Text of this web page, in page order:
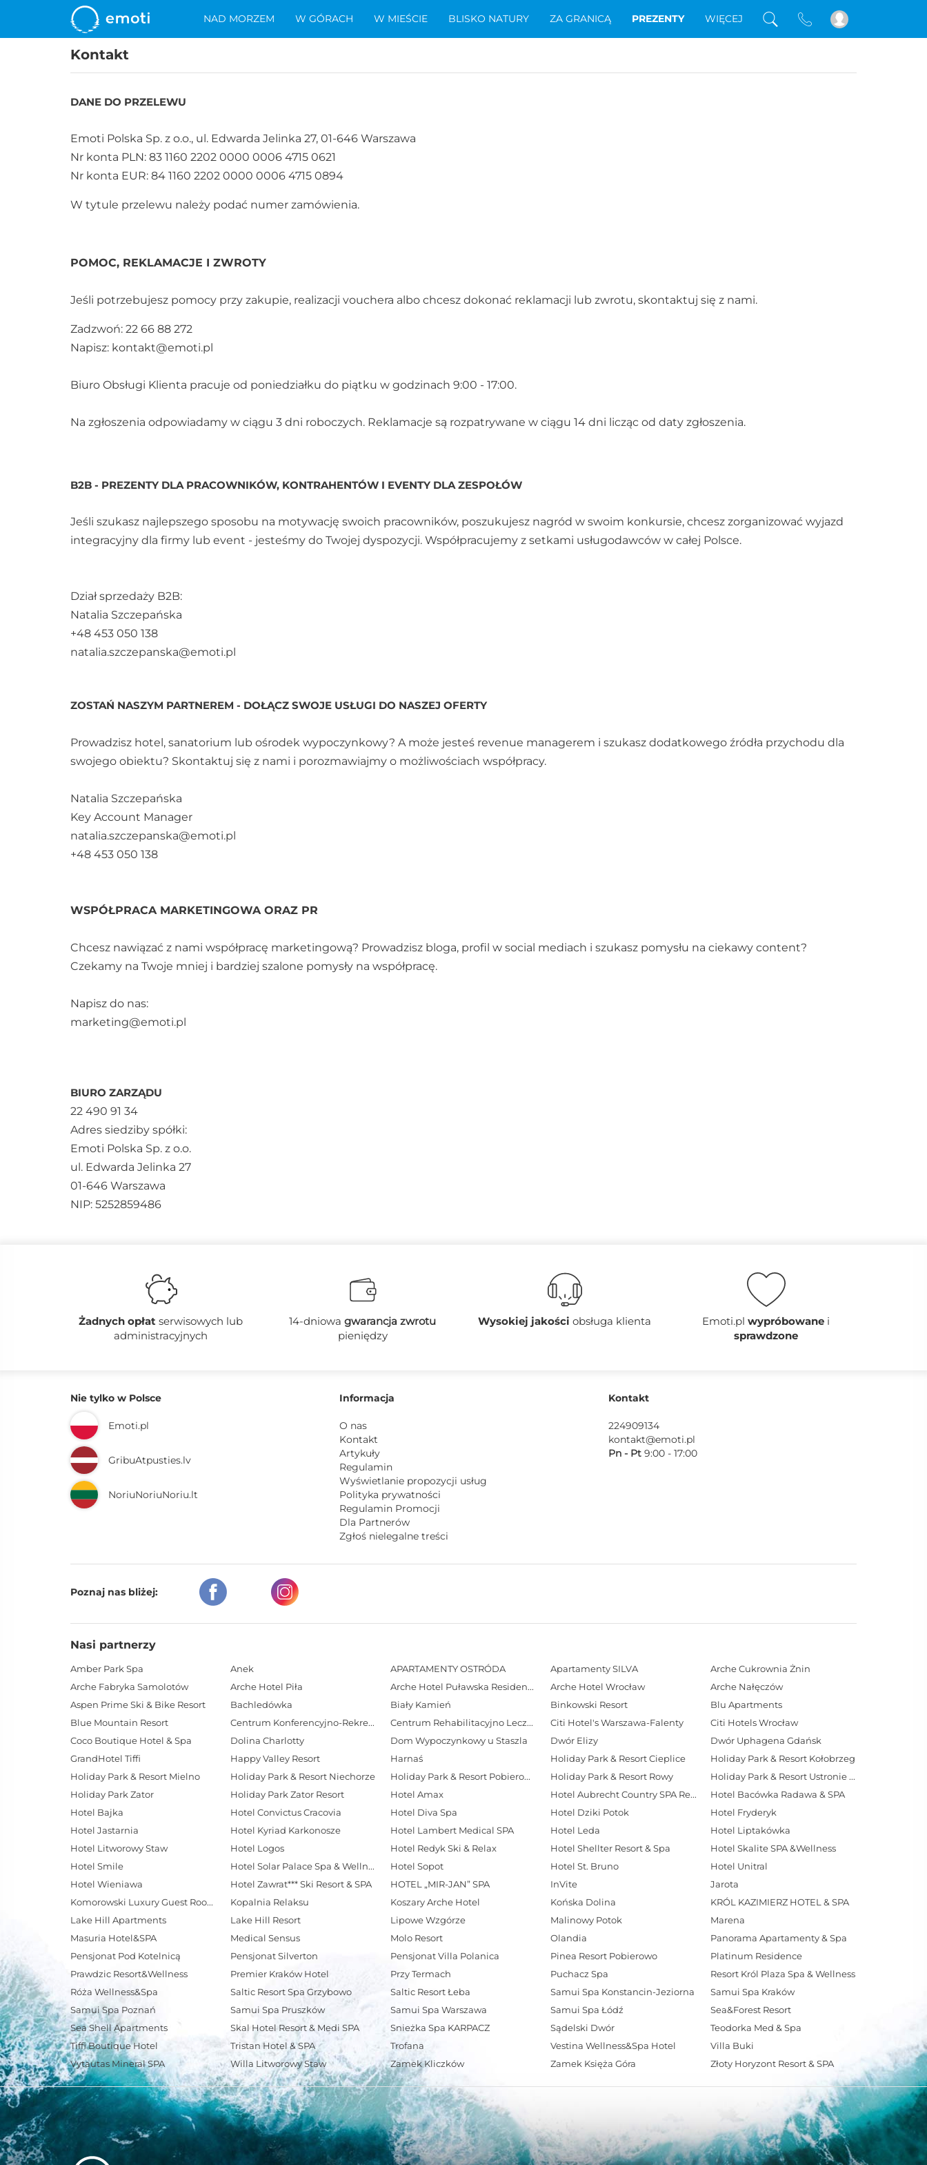
NAD MORZEM W GÓRACH W MIEŚCIE BLISKO NATURY ZA GRANICĄ PREZENTY WIĘCEJ
Kontakt
DANE DO PRZELEWU
Emoti Polska Sp. z o.o., ul. Edwarda Jelinka 27, 01-646 Warszawa
Nr konta PLN: 83 1160 2202 0000 0006 4715 0621
Nr konta EUR: 84 1160 2202 0000 0006 4715 0894
W tytule przelewu należy podać numer zamówienia.
POMOC, REKLAMACJE I ZWROTY
Jeśli potrzebujesz pomocy przy zakupie, realizacji vouchera albo chcesz dokonać reklamacji lub zwrotu, skontaktuj się z nami.
Zadzwoń: 22 66 88 272
Napisz: kontakt@emoti.pl
Biuro Obsługi Klienta pracuje od poniedziałku do piątku w godzinach 9:00 - 17:00.
Na zgłoszenia odpowiadamy w ciągu 3 dni roboczych. Reklamacje są rozpatrywane w ciągu 14 dni licząc od daty zgłoszenia.
B2B - PREZENTY DLA PRACOWNIKÓW, KONTRAHENTÓW I EVENTY DLA ZESPOŁÓW
Jeśli szukasz najlepszego sposobu na motywację swoich pracowników, poszukujesz nagród w swoim konkursie, chcesz zorganizować wyjazd
integracyjny dla firmy lub event - jesteśmy do Twojej dyspozycji. Współpracujemy z setkami usługodawców w całej Polsce.
Dział sprzedaży B2B:
Natalia Szczepańska
+48 453 050 138
natalia.szczepanska@emoti.pl
ZOSTAŃ NASZYM PARTNEREM - DOŁĄCZ SWOJE USŁUGI DO NASZEJ OFERTY
Prowadzisz hotel, sanatorium lub ośrodek wypoczynkowy? A może jesteś revenue managerem i szukasz dodatkowego źródła przychodu dla
swojego obiektu? Skontaktuj się z nami i porozmawiajmy o możliwościach współpracy.
Natalia Szczepańska
Key Account Manager
natalia.szczepanska@emoti.pl
+48 453 050 138
WSPÓŁPRACA MARKETINGOWA ORAZ PR
Chcesz nawiązać z nami współpracę marketingową? Prowadzisz bloga, profil w social mediach i szukasz pomysłu na ciekawy content?
Czekamy na Twoje mniej i bardziej szalone pomysły na współpracę.
Napisz do nas:
marketing@emoti.pl
BIURO ZARZĄDU
22 490 91 34
Adres siedziby spółki:
Emoti Polska Sp. z o.o.
ul. Edwarda Jelinka 27
01-646 Warszawa
NIP: 5252859486
Żadnych opłat serwisowych lub
administracyjnych
14-dniowagwarancja zwrotu
pieniędzy
Wysokiej jakości obsługa klienta Emoti.plwypróbowane i
sprawdzone
Nie tylko w Polsce
Emoti.pl
GribuAtpusties.lv
NoriuNoriuNoriu.lt
Informacja
O nas
Kontakt
Artykuły
Regulamin
Wyświetlanie propozycji usług
Polityka prywatności
Regulamin Promocji
Dla Partnerów
Zgłoś nielegalne treści
Kontakt
224909134
kontakt@emoti.pl
Pn - Pt 9:00 - 17:00
Poznaj nas bliżej:
Nasi partnerzy
Amber Park Spa Anek APARTAMENTY OSTRÓDA Apartamenty SILVA
Arche Cukrownia Żnin
Arche Fabryka Samolotów
Arche Hotel Piła Arche Hotel Puławska Residence Arche Hotel Wrocław
Arche Nałęczów
Aspen Prime Ski & Bike Resort
Bachledówka Biały Kamień Binkowski Resort
Blu Apartments
Blue Mountain Resort
Centrum Konferencyjno-Rekreacyjne Geovita w Zakopanem Centrum Rehabilitacyjno Lecznicze Rezydencja LIVE Citi Hotel's Warszawa-Falenty
Citi Hotels Wrocław
Coco Boutique Hotel & Spa
Dolina Charlotty Dom Wypoczynkowy u Staszla Dwór Elizy
Dwór Uphagena Gdańsk
GrandHotel Tiffi
Happy Valley Resort Harnaś Holiday Park & Resort Cieplice
Holiday Park & Resort Kołobrzeg
Holiday Park & Resort Mielno
Holiday Park & Resort Niechorze Holiday Park & Resort Pobierowo Holiday Park & Resort Rowy
Holiday Park & Resort Ustronie Morskie
Holiday Park Zator
Holiday Park Zator Resort Hotel Amax Hotel Aubrecht Country SPA Resort
Hotel Bacówka Radawa & SPA
Hotel Bajka
Hotel Convictus Cracovia Hotel Diva Spa Hotel Dziki Potok
Hotel Fryderyk
Hotel Jastarnia
Hotel Kyriad Karkonosze Hotel Lambert Medical SPA Hotel Leda
Hotel Liptakówka
Hotel Litworowy Staw
Hotel Logos Hotel Redyk Ski & Relax Hotel Shellter Resort & Spa
Hotel Skalite SPA &Wellness
Hotel Smile
Hotel Solar Palace Spa & Wellness Hotel Sopot Hotel St. Bruno
Hotel Unitral
Hotel Wieniawa
Hotel Zawrat*** Ski Resort & SPA HOTEL „MIR-JAN” SPA InVite
Jarota
Komorowski Luxury Guest Rooms
Kopalnia Relaksu Koszary Arche Hotel Końska Dolina
KRÓL KAZIMIERZ HOTEL & SPA
Lake Hill Apartments
Lake Hill Resort Lipowe Wzgórze Malinowy Potok
Marena
Masuria Hotel&SPA
Medical Sensus Molo Resort Olandia
Panorama Apartamenty & Spa
Pensjonat Pod Kotelnicą
Pensjonat Silverton Pensjonat Villa Polanica Pinea Resort Pobierowo
Platinum Residence
Prawdzic Resort&Wellness
Premier Kraków Hotel Przy Termach Puchacz Spa
Resort Król Plaza Spa & Wellness
Róża Wellness&Spa
Saltic Resort Spa Grzybowo Saltic Resort Łeba Samui Spa Konstancin-Jeziorna
Samui Spa Kraków
Samui Spa Poznań
Samui Spa Pruszków Samui Spa Warszawa Samui Spa Łódź
Sea&Forest Resort
Sea Shell Apartments
Skal Hotel Resort & Medi SPA Snieżka Spa KARPACZ Sądelski Dwór
Teodorka Med & Spa
Tiffi Boutique Hotel
Tristan Hotel & SPA Trofana Vestina Wellness&Spa Hotel
Villa Buki
Vytautas Mineral SPA
Willa Litworowy Staw Zamek Kliczków Zamek Księża Góra Złoty Horyzont Resort & SPA